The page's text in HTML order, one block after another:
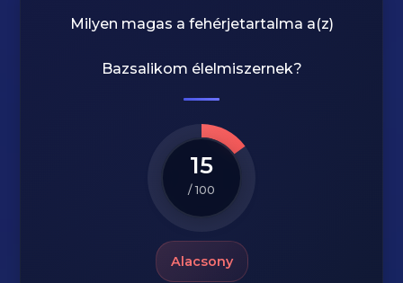
Milyen magas a fehérjetartalma a(z)
Bazsalikom élelmiszernek?
15
/ 100
Alacsony